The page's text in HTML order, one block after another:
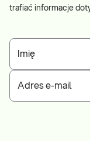
trafiać informacje
Imię
Adres e-mail